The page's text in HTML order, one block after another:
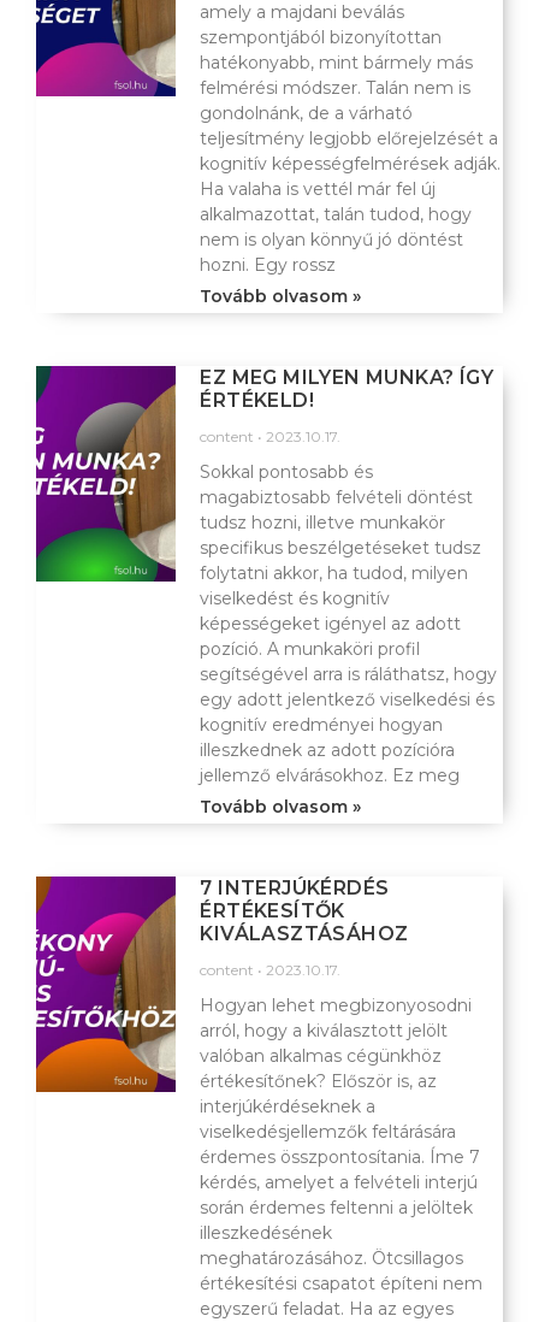
amely a majdani beválás
szempontjából bizonyítottan
hatékonyabb, mint bármely más
felmérési módszer. Talán nem is
gondolnánk, de a várható
teljesítmény legjobb előrejelzését a
kognitív képességfelmérések adják.
Ha valaha is vettél már fel új
alkalmazottat, talán tudod, hogy
nem is olyan könnyű jó döntést
hozni. Egy rossz
Tovább olvasom »
EZ MEG MILYEN MUNKA? ÍGY
ÉRTÉKELD!
content 2023.10.17.
Sokkal pontosabb és
magabiztosabb felvételi döntést
tudsz hozni, illetve munkakör
specifikus beszélgetéseket tudsz
folytatni akkor, ha tudod, milyen
viselkedést és kognitív
képességeket igényel az adott
pozíció. A munkaköri profil
segítségével arra is ráláthatsz, hogy
egy adott jelentkező viselkedési és
kognitív eredményei hogyan
illeszkednek az adott pozícióra
jellemző elvárásokhoz. Ez meg
Tovább olvasom »
7 INTERJÚKÉRDÉS
ÉRTÉKESÍTŐK
KIVÁLASZTÁSÁHOZ
content 2023.10.17.
Hogyan lehet megbizonyosodni
arról, hogy a kiválasztott jelölt
valóban alkalmas cégünkhöz
értékesítőnek? Először is, az
interjúkérdéseknek a
viselkedésjellemzők feltárására
érdemes összpontosítania. Íme 7
kérdés, amelyet a felvételi interjú
során érdemes feltenni a jelöltek
illeszkedésének
meghatározásához. Ötcsillagos
értékesítési csapatot építeni nem
egyszerű feladat. Ha az egyes